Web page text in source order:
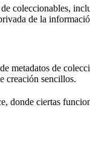
coleccionables,
de la
metadatos de
creación sencillos.
donde ciertas